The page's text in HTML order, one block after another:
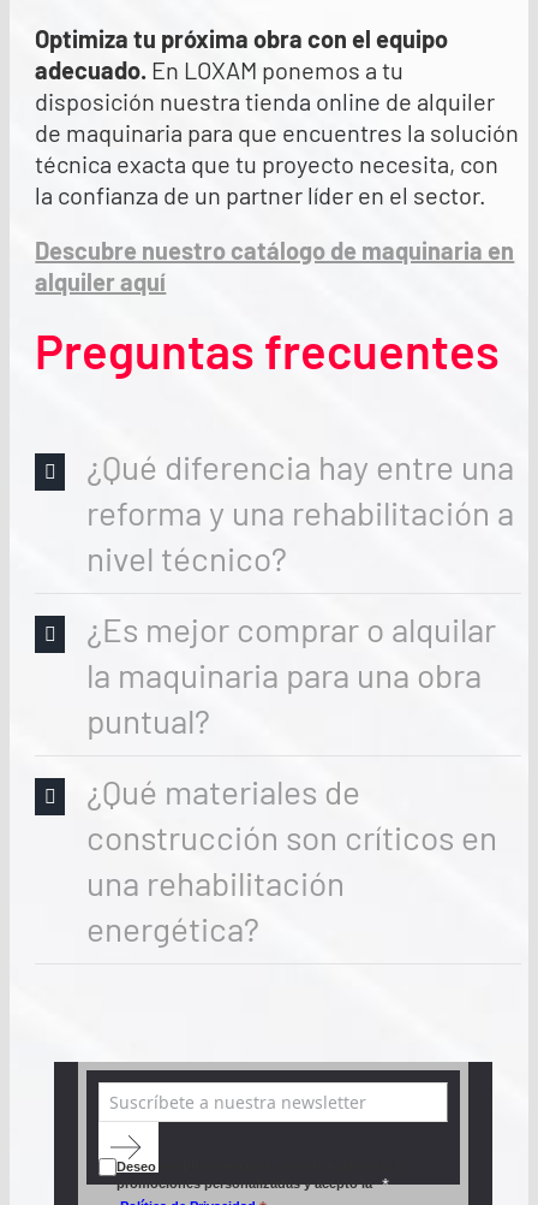
Optimiza tu próxima obra con el equipo
adecuado. En LOXAM ponemos a tu
disposición nuestra tienda online de alquiler
de maquinaria para que encuentres la solución
técnica exacta que tu proyecto necesita, con
la confianza de un partner líder en el sector.
Descubre nuestro catálogo de maquinaria en
alquiler aquí
Preguntas frecuentes
¿Qué diferencia hay entre una
reforma y una rehabilitación a
nivel técnico?
¿Es mejor comprar o alquilar
la maquinaria para una obra
puntual?
¿Qué materiales de
construcción son críticos en
una rehabilitación
energética?
Deseo recibir novedades, ofertas exclusivas y
promociones personalizadas y aceptola